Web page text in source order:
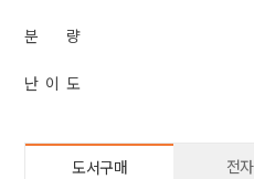
분 량
난 이 도
도서구매 전